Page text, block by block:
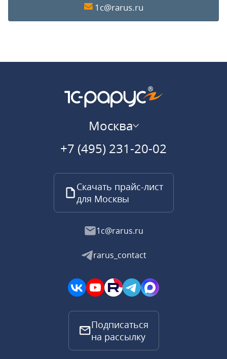
1c@rarus.ru
Москва
+7 (495) 231-20-02
Скачать прайс-лист
для Москвы
1c@rarus.ru
rarus_contact
Подписаться
на рассылку